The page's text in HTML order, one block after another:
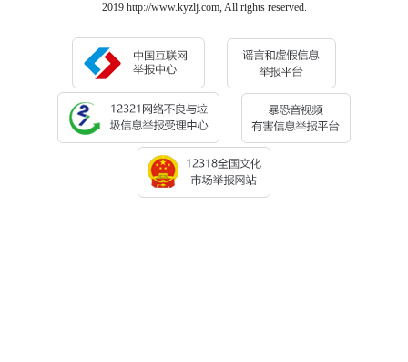
2019 http://www.kyzlj.com, All rights reserved.